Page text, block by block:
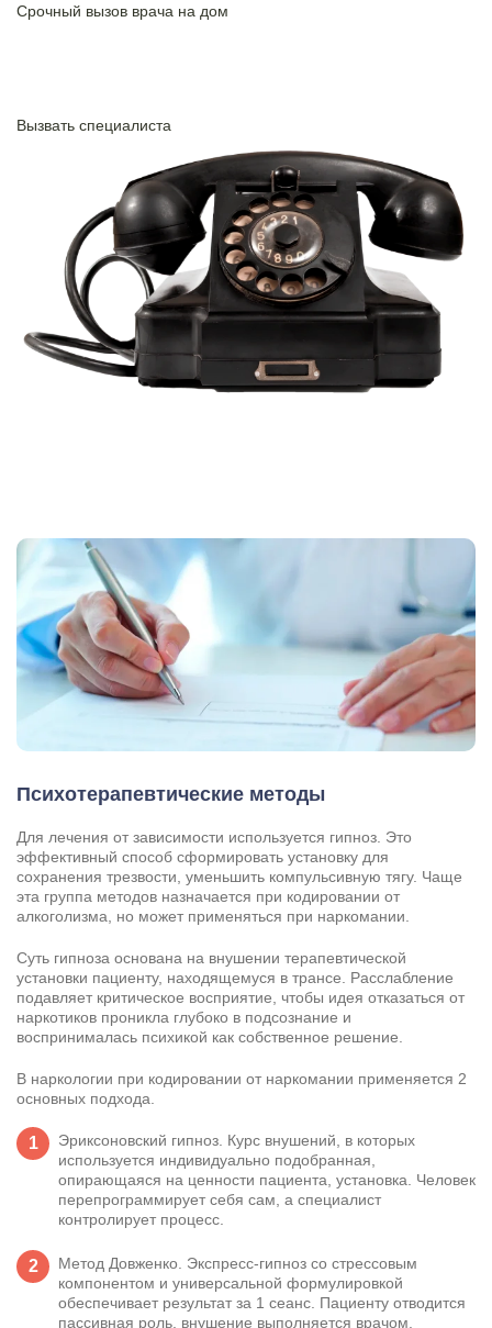
Срочный вызов врача на дом
Вызвать специалиста
Психотерапевтические методы
Для лечения от зависимости используется гипноз. Это
эффективный способ сформировать установку для
сохранения трезвости, уменьшить компульсивную тягу. Чаще
эта группа методов назначается при кодировании от
алкоголизма, но может применяться при наркомании.
Суть гипноза основана на внушении терапевтической
установки пациенту, находящемуся в трансе. Расслабление
подавляет критическое восприятие, чтобы идея отказаться от
наркотиков проникла глубоко в подсознание и
воспринималась психикой как собственное решение.
В наркологии при кодировании от наркомании применяется 2
основных подхода.
Эриксоновский гипноз. Курс внушений, в которых
используется индивидуально подобранная,
опирающаяся на ценности пациента, установка. Человек
перепрограммирует себя сам, а специалист
контролирует процесс.
Метод Довженко. Экспресс-гипноз со стрессовым
компонентом и универсальной формулировкой
обеспечивает результат за 1 сеанс. Пациенту отводится
пассивная роль, внушение выполняется врачом.